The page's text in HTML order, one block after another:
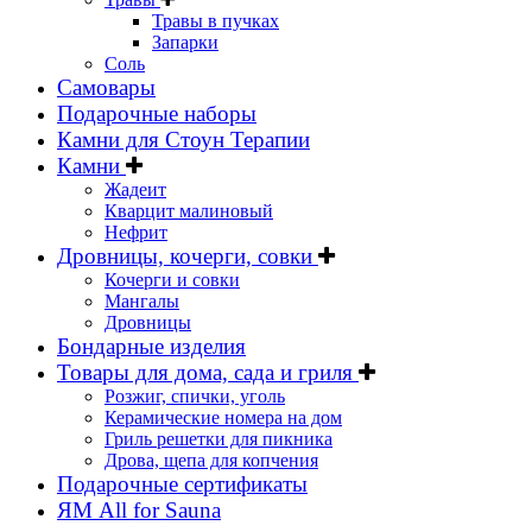
Травы в пучках
Запарки
Соль
Самовары
Подарочные наборы
Камни для Стоун Терапии
Камни
Жадеит
Кварцит малиновый
Нефрит
Дровницы, кочерги, совки
Кочерги и совки
Мангалы
Дровницы
Бондарные изделия
Товары для дома, сада и гриля
Розжиг, спички, уголь
Керамические номера на дом
Гриль решетки для пикника
Дрова, щепа для копчения
Подарочные сертификаты
ЯМ All for Sauna